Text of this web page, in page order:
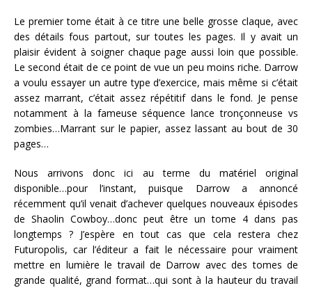
Le premier tome était à ce titre une belle grosse claque, avec
des détails fous partout, sur toutes les pages. Il y avait un
plaisir évident à soigner chaque page aussi loin que possible.
Le second était de ce point de vue un peu moins riche. Darrow
a voulu essayer un autre type d’exercice, mais même si c’était
assez marrant, c’était assez répétitif dans le fond. Je pense
notamment à la fameuse séquence lance tronçonneuse vs
zombies…Marrant sur le papier, assez lassant au bout de 30
pages…
Nous arrivons donc ici au terme du matériel original
disponible…pour l’instant, puisque Darrow a annoncé
récemment qu’il venait d’achever quelques nouveaux épisodes
de Shaolin Cowboy…donc peut être un tome 4 dans pas
longtemps ? J’espère en tout cas que cela restera chez
Futuropolis, car l’éditeur a fait le nécessaire pour vraiment
mettre en lumière le travail de Darrow avec des tomes de
grande qualité, grand format…qui sont à la hauteur du travail